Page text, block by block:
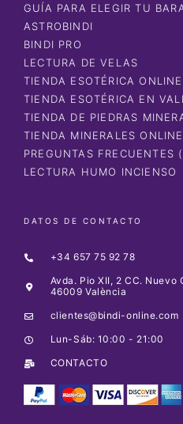
GUÍA PARA ELEGIR TU
ASTROBINDI
BINDI PRO
LECTURA DE VELAS
TIENDA ESOTÉRICA ONLINE
TIENDA ESOTÉRICA EN
TIENDA DE PIEDRAS
TIENDA MINERALES ONLINE
PREGUNTAS FRECUENTES
LECTURA HUMO INCIENSO
DATOS DE CONTACTO
+34 657 75 92 78
Avda. Pio XII, 2 CC. Nuevo
46009 València
clientes@bindi-online.com
Lun-Sáb: 10:00 - 21:00
CONTACTO